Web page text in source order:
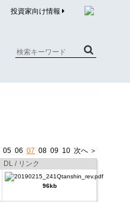
投資家向け情報
05 06 07 08 09 10 次へ ＞
DL / リンク
96kb